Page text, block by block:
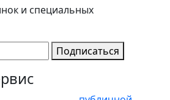
и специальных
Подписаться